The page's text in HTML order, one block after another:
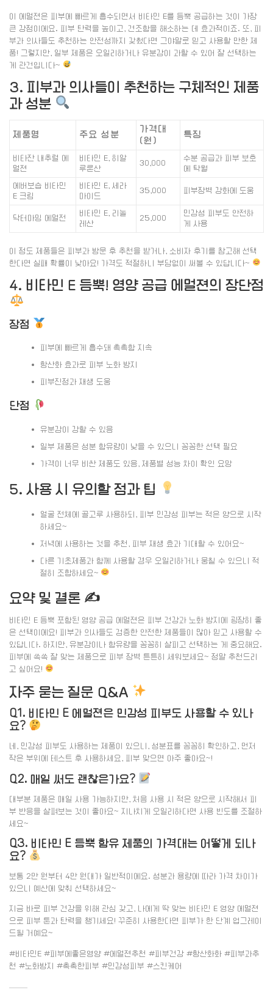
이 에멀젼은 피부에 빠르게 흡수되면서 비타민 E를 듬뿍 공급하는 것이 가장
큰 강점이에요. 피부 탄력을 높이고, 건조함을 해소하는 데 효과적이죠. 또, 피
부과 의사들도 추천하는 안전성까지 갖췄다면 그야말로 믿고 사용할 만한 제
품! 그렇지만, 일부 제품은 오일리하거나 유분감이 과할 수 있어 잘 선택하는
게 관건입니다~
3. 피부과 의사들이 추천하는 구체적인 제품
과 성분
제품명 주요 성분
가격대
(원)
특징
비타잔 내추럴 에
멀젼
비타민 E, 히알
루론산
30,000
수분 공급과 피부 보호
에 탁월
에버보습 비타민
E 크림
비타민 E, 세라
마이드
35,000 피부장벽 강화에 도움
닥터마밍 에멀전
비타민 E, 리놀
레산
25,000
민감성 피부도 안전하
게 사용
이 정도 제품들은 피부과 방문 후 추천을 받거나, 소비자 후기를 참고해 선택
한다면 실패 확률이 낮아요! 가격도 적절하니 부담없이 써볼 수 있답니다~
4. 비타민 E 듬뿍! 영양 공급 에멀젼의 장단점
장점
피부에 빠르게 흡수돼 촉촉함 지속
항산화 효과로 피부 노화 방지
피부진정과 재생 도움
단점
유분감이 강할 수 있음
일부 제품은 성분 함유량이 낮을 수 있으니 꼼꼼한 선택 필요
가격이 너무 비싼 제품도 있음, 제품별 성능 차이 확인 요망
5. 사용 시 유의할 점과 팁
얼굴 전체에 골고루 사용하되, 피부 민감성 피부는 적은 양으로 시작
하세요~
저녁에 사용하는 것을 추천, 피부 재생 효과 기대할 수 있어요~
다른 기초제품과 함께 사용할 경우 오일리하거나 뭉칠 수 있으니 적
절히 조합하세요~
요약 및 결론 ✍️
비타민 E 듬뿍 포함된 영양 공급 에멀젼은 피부 건강과 노화 방지에 굉장히 좋
은 선택이에요! 피부과 의사들도 검증한 안전한 제품들이 많아 믿고 사용할 수
있답니다. 하지만, 유분감이나 함유량을 꼼꼼히 살피고 선택하는 게 중요해요.
피부에 쏙쏙 잘 맞는 제품으로 피부 장벽 튼튼히 세워보세요~ 정말 추천드리
고 싶어요!
자주 묻는 질문 Q&A
Q1. 비타민 E 에멀젼은 민감성 피부도 사용할 수 있나
요?
네, 민감성 피부도 사용하는 제품이 있으니, 성분표를 꼼꼼히 확인하고, 먼저
작은 부위에 테스트 후 사용하세요, 피부 맞으면 아주 좋아요~!
Q2. 매일 써도 괜찮은가요?
대부분 제품은 매일 사용 가능하지만, 처음 사용 시 적은 양으로 시작해서 피
부 반응을 살펴보는 것이 좋아요~ 지나치게 오일리하다면 사용 빈도를 조절하
세요~
Q3. 비타민 E 듬뿍 함유 제품의 가격대는 어떻게 되나
요?
보통 2만 원부터 4만 원대가 일반적이에요. 성분과 용량에 따라 가격 차이가
있으니 예산에 맞춰 선택하세요~
지금 바로 피부 건강을 위해 관심 갖고, 나에게 딱 맞는 비타민 E 영양 에멀젼
으로 피부 톤과 탄력을 챙기세요! 꾸준히 사용한다면 피부가 한 단계 업그레이
드될 거예요~
#비타민E #피부에좋은영양 #에멀젼추천 #피부건강 #항산화화 #피부과추
천 #노화방지 #촉촉한피부 #민감성피부 #스킨케어